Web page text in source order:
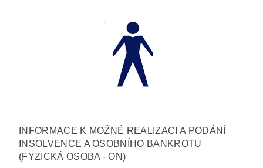
INFORMACE K MOŽNÉ REALIZACI A PODÁNÍ
INSOLVENCE A OSOBNÍHO BANKROTU
(FYZICKÁ OSOBA - ON)